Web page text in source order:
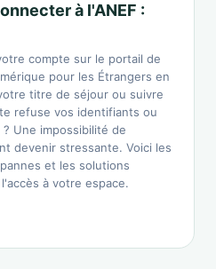
à l'ANEF :
compte sur le portail de
pour les Étrangers en
titre de séjour ou suivre
refuse vos identifiants ou
Une impossibilité de
devenir stressante. Voici les
et les solutions
à votre espace.